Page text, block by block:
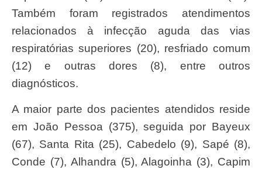
Também foram registrados atendimentos
relacionados à infecção aguda das vias
respiratórias superiores (20), resfriado comum
(12) e outras dores (8), entre outros
diagnósticos.
A maior parte dos pacientes atendidos reside
em João Pessoa (375), seguida por Bayeux
(67), Santa Rita (25), Cabedelo (9), Sapé (8),
Conde (7), Alhandra (5), Alagoinha (3), Capim